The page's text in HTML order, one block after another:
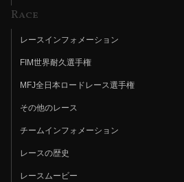
Race
レースインフォメーション
FIM世界耐久選手権
MFJ全日本ロードレース選手権
その他のレース
チームインフォメーション
レースの歴史
レースムービー